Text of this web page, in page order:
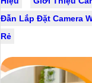
Đẫn Lắp Đặt Camera
Rẻ